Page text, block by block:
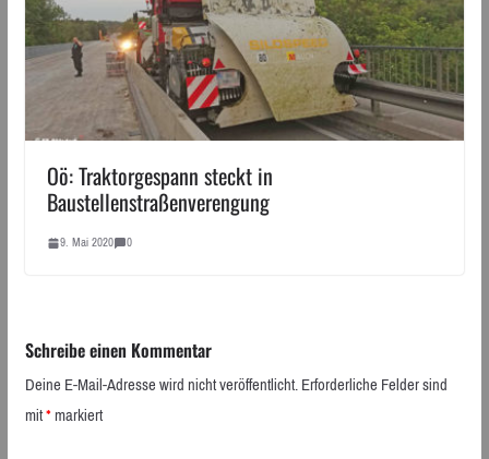
Oö: Traktorgespann steckt in
Baustellenstraßenverengung
9. Mai 2020 0
Schreibe einen Kommentar
Deine E-Mail-Adresse wird nicht veröffentlicht.Erforderliche Felder sind
mit*markiert